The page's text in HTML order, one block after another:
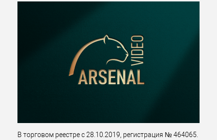
В торговом реестре с 28.10.2019, регистрация № 464065.